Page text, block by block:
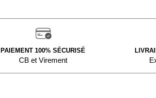
PAIEMENT 100% SÉCURISÉ
CB et Virement